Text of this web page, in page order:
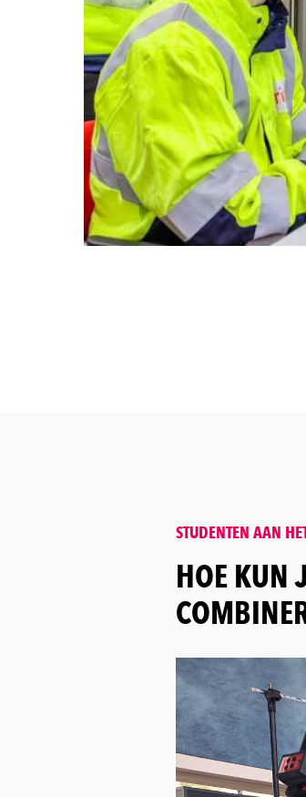
STUDENTEN AAN
:
HOE KUN